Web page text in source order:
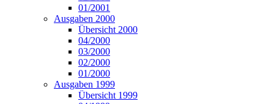
01/2001
Ausgaben 2000
Übersicht 2000
04/2000
03/2000
02/2000
01/2000
Ausgaben 1999
Übersicht 1999